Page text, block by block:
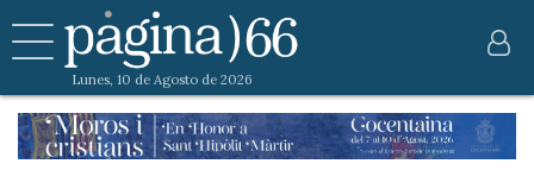
Lunes, 10 de Agosto de 2026